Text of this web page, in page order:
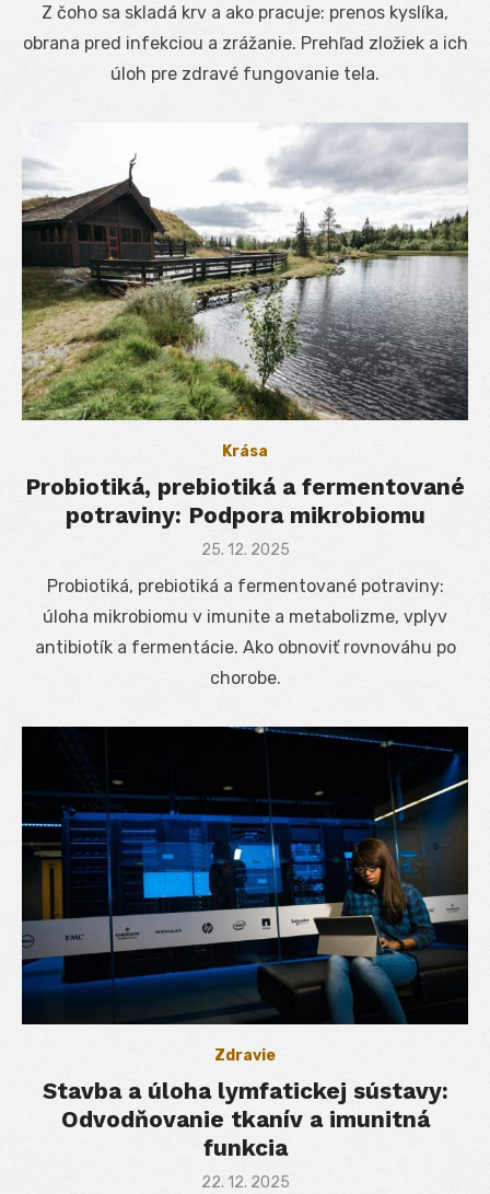
Z čoho sa skladá krv a ako pracuje: prenos kyslíka,
obrana pred infekciou a zrážanie. Prehľad zložiek a ich
úloh pre zdravé fungovanie tela.
Krása
Probiotiká, prebiotiká a fermentované
potraviny: Podpora mikrobiomu
Posted
25. 12. 2025
Probiotiká, prebiotiká a fermentované potraviny:
úloha mikrobiomu v imunite a metabolizme, vplyv
antibiotík a fermentácie. Ako obnoviť rovnováhu po
chorobe.
Zdravie
Stavba a úloha lymfatickej sústavy:
Odvodňovanie tkanív a imunitná
funkcia
Posted
22. 12. 2025